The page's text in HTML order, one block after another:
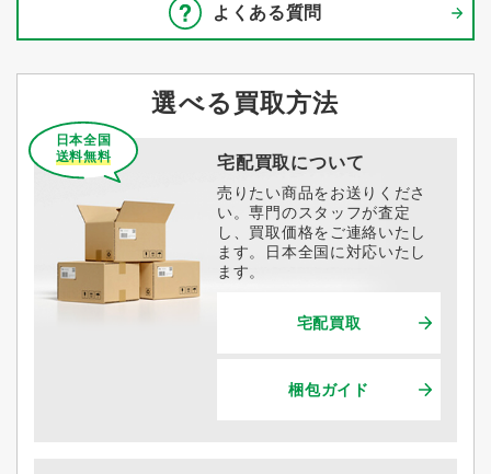
よくある質問
選べる買取方法
宅配買取について
日本全国
送料無料
売りたい商品をお送りくださ
い。専門のスタッフが査定
し、買取価格をご連絡いたし
ます。日本全国に対応いたし
ます。
宅配買取
梱包ガイド